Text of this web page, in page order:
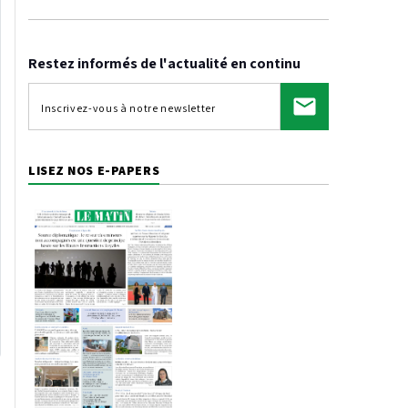
Restez informés de l'actualité en continu
LISEZ NOS E-PAPERS